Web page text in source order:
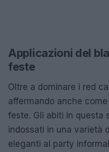
Applicazioni del
feste
Oltre a dominare i red
affermando anche
feste. Gli abiti in questa
indossati in una varietà
eleganti ai party